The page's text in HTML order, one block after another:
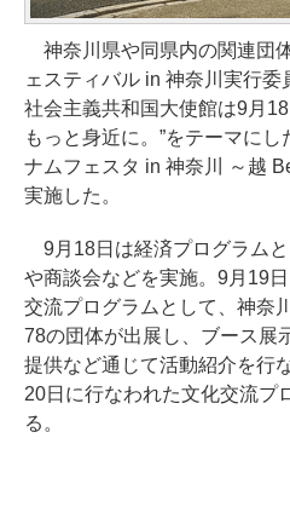
神奈川県や同県内の関連団
ェスティバル in 神奈川実行
社会主義共和国大使館は9月18
もっと身近に。”をテーマに
ナムフェスタ in 神奈川 ～越
実施した。
9月18日は経済プログラム
や商談会などを実施。9月19
交流プログラムとして、神奈
78の団体が出展し、ブース展
提供など通じて活動紹介を行
20日に行なわれた文化交流プ
る。